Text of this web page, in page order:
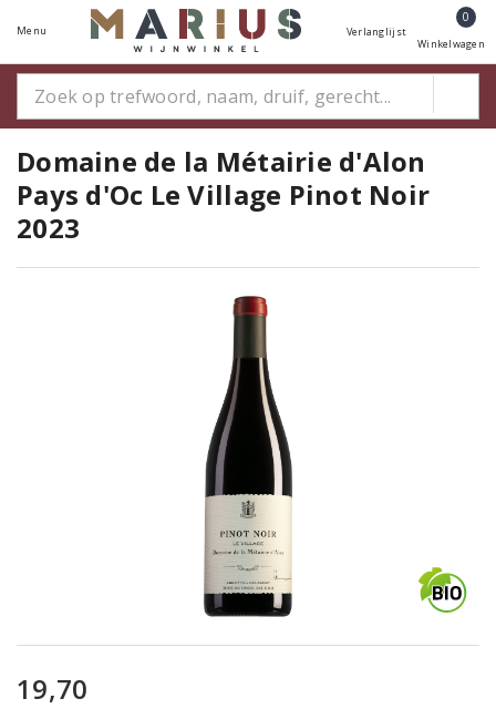
Menu Verlanglijst
0
Winkelwagen
Domaine de la Métairie d'Alon
Pays d'Oc Le Village Pinot Noir
2023
19,70